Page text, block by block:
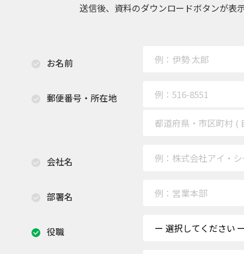
送信後、資料のダウンロードボタンが表
お名前
郵便番号・所在地
会社名
部署名
役職